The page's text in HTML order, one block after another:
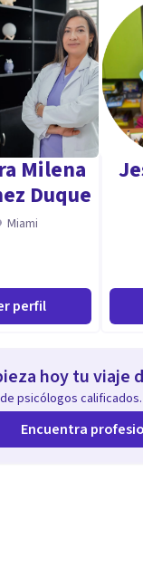
psicológicas.
particulares y
e
Milena
Duque
Miami
perfil
hoy tu viaje
psicólogos
Encuentra